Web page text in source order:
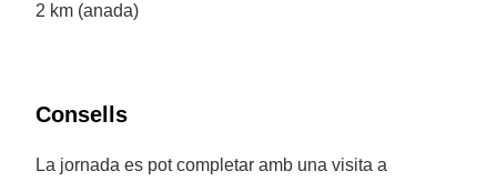
2 km (anada)
Consells
La jornada es pot completar amb una visita a